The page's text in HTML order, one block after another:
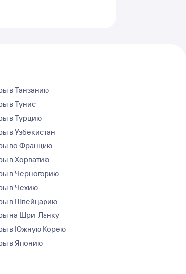
в Танзанию
в Тунис
в Турцию
в Узбекистан
во Францию
в Хорватию
в Черногорию
в Чехию
в Швейцарию
на Шри-Ланку
в Южную Корею
в Японию